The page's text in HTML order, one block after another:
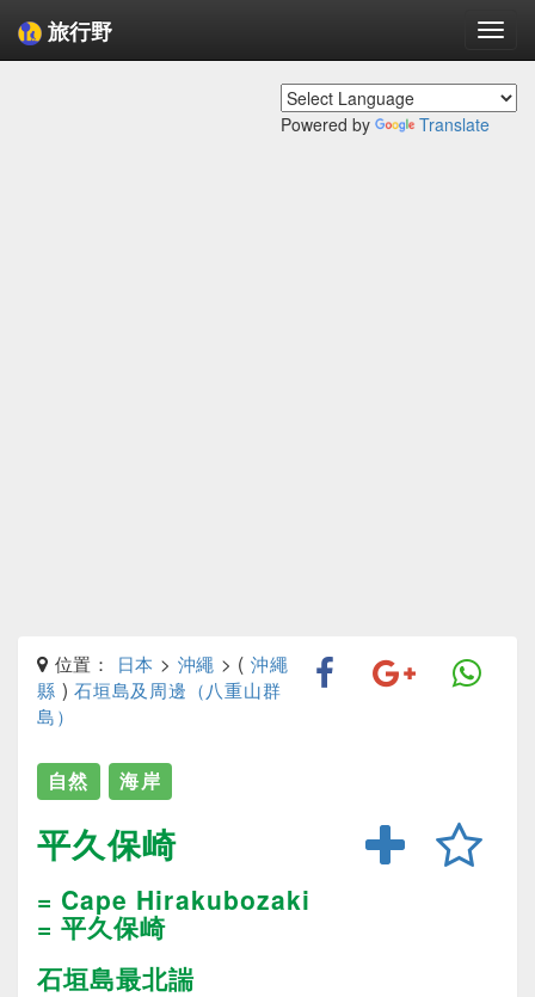
旅行野
Powered by Translate
位置： 日本 > 沖繩 > ( 沖繩
縣 )石垣島及周邊（八重山群
島）
自然 海岸
平久保崎
= Cape Hirakubozaki
= 平久保崎
石垣島最北諯